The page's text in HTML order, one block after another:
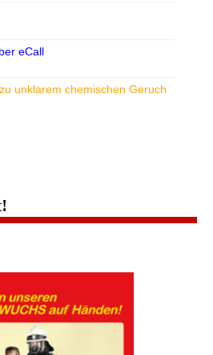
eCall
unklarem chemischen Geruch